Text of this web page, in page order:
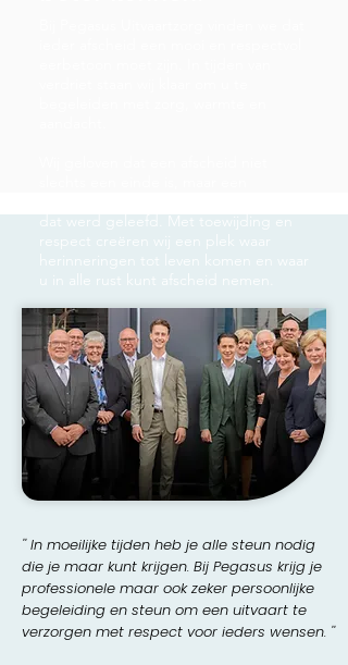
dat werd geleefd. Met toewijding en
respect creëren wij een plek waar
herinneringen tot leven komen en waar
u in alle rust kunt afscheid nemen.
'' In moeilijke tijden heb je alle steun nodig
die je maar kunt krijgen. Bij Pegasus krijg je
professionele maar ook zeker persoonlijke
begeleiding en steun om een uitvaart te
verzorgen met respect voor ieders wensen. ''